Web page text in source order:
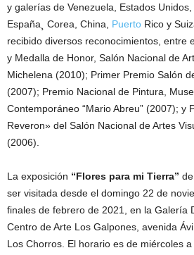
y galerías de Venezuela, Estados
España¸ Corea, China, Puerto Rico y
recibido diversos reconocimientos, entre
y Medalla de Honor, Salón Nacional de
Michelena (2010); Primer Premio Salón
(2007); Premio Nacional de Pintura,
Contemporáneo “Mario Abreu” (2007); y
Reveron» del Salón Nacional de Artes
(2006).
La exposición “Flores para mi Tierra”
ser visitada desde el domingo 22 de
finales de febrero de 2021, en la Galería
Centro de Arte Los Galpones, avenida
Los Chorros. El horario es de miércoles